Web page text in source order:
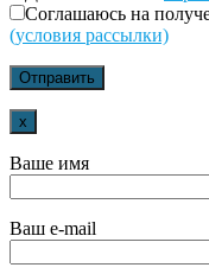
Соглашаюсь на
(условия рассылки)
x
Ваше имя
Ваш e-mail